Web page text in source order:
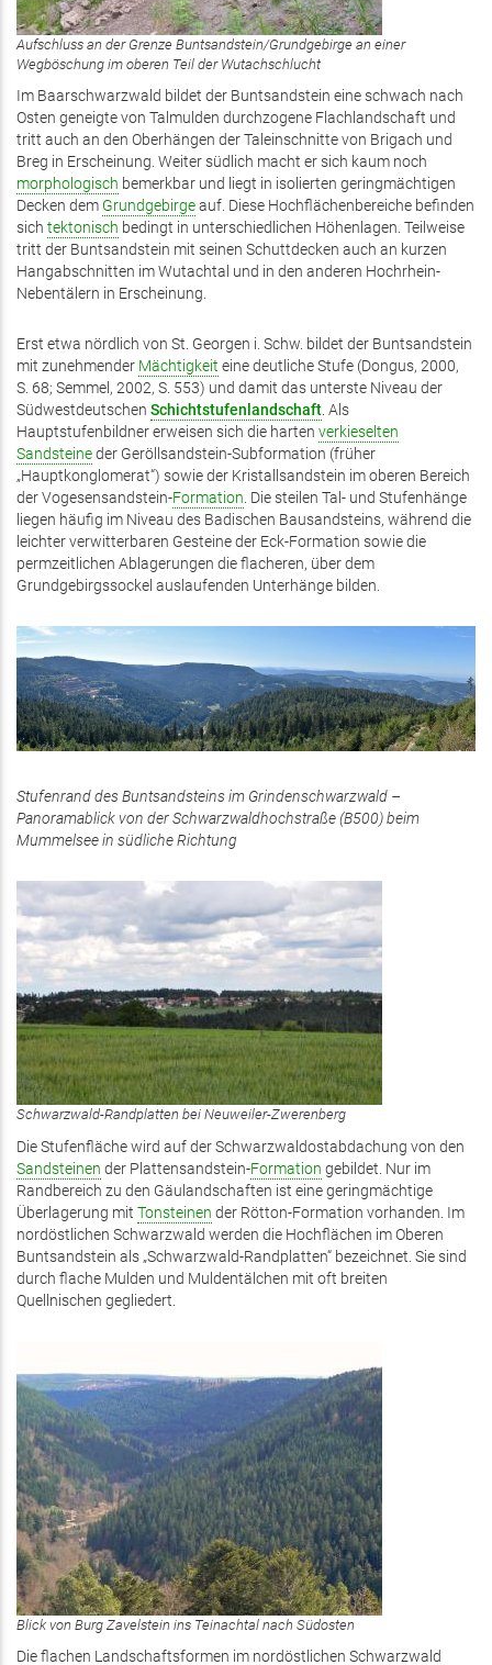
Aufschluss an der Grenze Buntsandstein/Grundgebirge an einer
Wegböschung im oberen Teil der Wutachschlucht
Im Baarschwarzwald bildet der Buntsandstein eine schwach nach
Osten geneigte von Talmulden durchzogene Flachlandschaft und
tritt auch an den Oberhängen der Taleinschnitte von Brigach und
Breg in Erscheinung. Weiter südlich macht er sich kaum noch
morphologisch bemerkbar und liegt in isolierten geringmächtigen
Decken dem Grundgebirgeauf. Diese Hochflächenbereiche befinden
sich tektonisch bedingt in unterschiedlichen Höhenlagen. Teilweise
tritt der Buntsandstein mit seinen Schuttdecken auch an kurzen
Hangabschnitten im Wutachtal und in den anderen Hochrhein-
Nebentälern in Erscheinung.
Erst etwa nördlich von St. Georgen i. Schw. bildet der Buntsandstein
mit zunehmender Mächtigkeit eine deutliche Stufe (Dongus, 2000,
S. 68; Semmel, 2002, S. 553) und damit das unterste Niveau der
Südwestdeutschen Schichtstufenlandschaft. Als
Hauptstufenbildner erweisen sich die harten verkieselten
Sandsteineder Geröllsandstein-Subformation (früher
„Hauptkonglomerat“) sowie der Kristallsandstein im oberen Bereich
der Vogesensandstein-Formation. Die steilen Tal- und Stufenhänge
liegen häufig im Niveau des Badischen Bausandsteins, während die
leichter verwitterbaren Gesteine der Eck-Formation sowie die
permzeitlichen Ablagerungen die flacheren, über dem
Grundgebirgssockel auslaufenden Unterhänge bilden.
Stufenrand des Buntsandsteins im Grindenschwarzwald –
Panoramablick von der Schwarzwaldhochstraße (B500) beim
Mummelsee in südliche Richtung
Schwarzwald-Randplatten bei Neuweiler-Zwerenberg
Die Stufenfläche wird auf der Schwarzwaldostabdachung von den
Sandsteinen der Plattensandstein-Formation gebildet. Nur im
Randbereich zu den Gäulandschaften ist eine geringmächtige
Überlagerung mit Tonsteinen der Rötton-Formation vorhanden. Im
nordöstlichen Schwarzwald werden die Hochflächen im Oberen
Buntsandstein als „Schwarzwald-Randplatten“ bezeichnet. Sie sind
durch flache Mulden und Muldentälchen mit oft breiten
Quellnischen gegliedert.
Blick von Burg Zavelstein ins Teinachtal nach Südosten
Die flachen Landschaftsformen im nordöstlichen Schwarzwald